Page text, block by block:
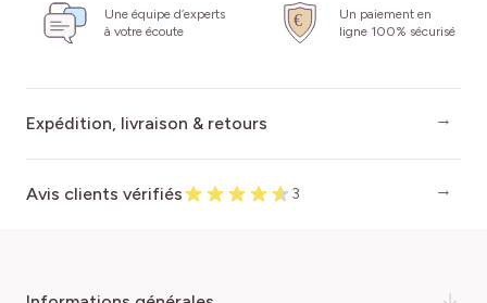
Une équipe d’experts
à votre écoute
Un paiement en
ligne 100% sécurisé
Expédition, livraison & retours
Avis clients vérifiés 3